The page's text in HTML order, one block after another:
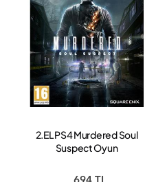
2.EL PS4 Murdered Soul
Suspect Oyun